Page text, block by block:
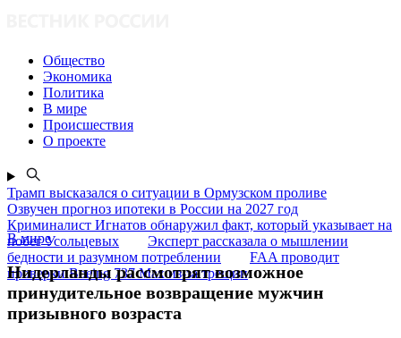
Общество
Экономика
Политика
В мире
Происшествия
О проекте
Трамп высказался о ситуации в Ормузском проливе
Озвучен прогноз ипотеки в России на 2027 год
Криминалист Игнатов обнаружил факт, который указывает на
побег Усольцевых
Эксперт рассказала о мышлении
бедности и разумном потреблении
FAA проводит
проверки Boeing 737 Max из-за трещин
В мире
Нидерланды рассмотрят возможное
принудительное возвращение мужчин
призывного возраста